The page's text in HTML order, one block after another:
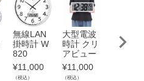
無線LAN
掛時計 W
820
¥11,000
（税込）
大型電波
時計 クリ
アビュー
¥11,000
（税込）
大型電
時計 グ